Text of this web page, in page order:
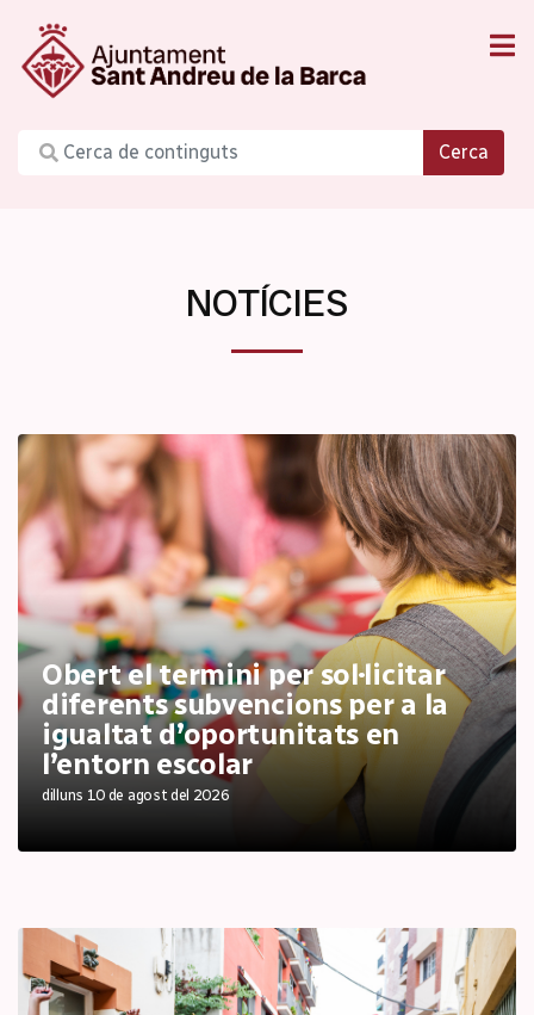
Cerca
NOTÍCIES
Obert el termini per sol·licitar
diferents subvencions per a la
igualtat d’oportunitats en
l’entorn escolar
dilluns 10 de agost del 2026